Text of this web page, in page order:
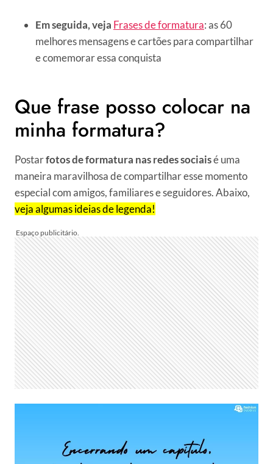
Em seguida, veja Frases de formatura: as 60
melhores mensagens e cartões para compartilhar
e comemorar essa conquista
Que frase posso colocar na
minha formatura?
Postarfotos de formatura nas redes sociaisé uma
maneira maravilhosa de compartilhar esse momento
especial com amigos, familiares e seguidores. Abaixo,
veja algumas ideias de legenda!